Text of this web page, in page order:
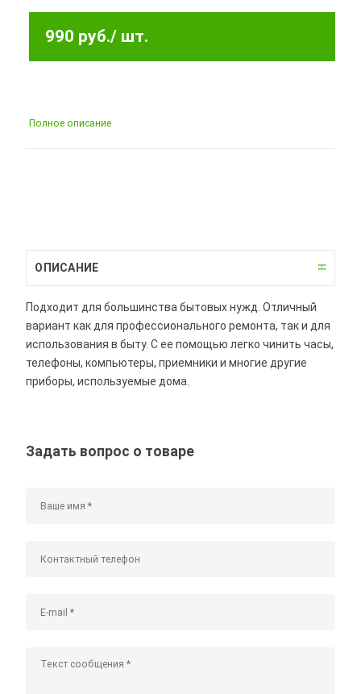
990 руб./ шт.
Полное описание
ОПИСАНИЕ
Подходит для большинства бытовых нужд. Отличный
вариант как для профессионального ремонта, так и для
использования в быту. С ее помощью легко чинить часы,
телефоны, компьютеры, приемники и многие другие
приборы, используемые дома.
Задать вопрос о товаре